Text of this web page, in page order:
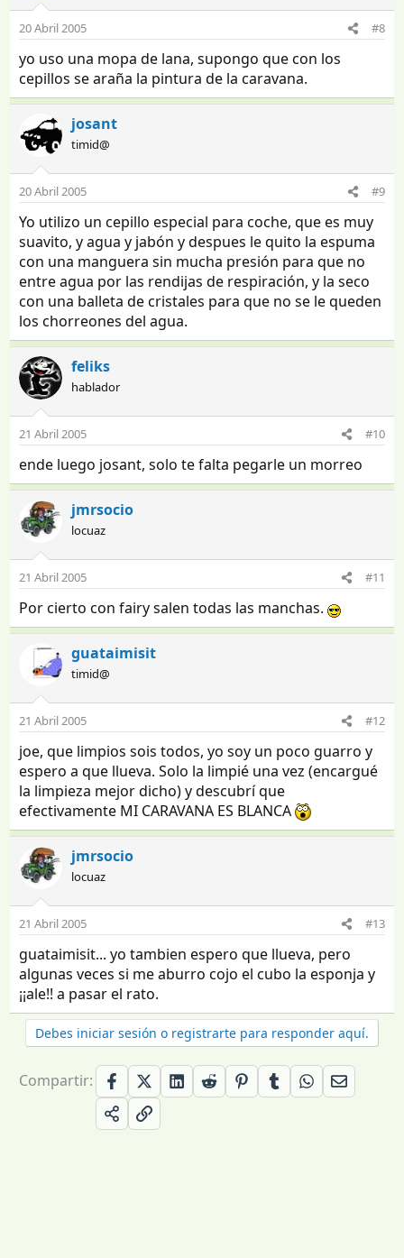
20 Abril 2005 #8
yo uso una mopa de lana, supongo que con los
cepillos se araña la pintura de la caravana.
josant
timid@
20 Abril 2005 #9
Yo utilizo un cepillo especial para coche, que es muy
suavito, y agua y jabón y despues le quito la espuma
con una manguera sin mucha presión para que no
entre agua por las rendijas de respiración, y la seco
con una balleta de cristales para que no se le queden
los chorreones del agua.
feliks
hablador
21 Abril 2005 #10
ende luego josant, solo te falta pegarle un morreo
jmrsocio
locuaz
21 Abril 2005 #11
Por cierto con fairy salen todas las manchas.
guataimisit
timid@
21 Abril 2005 #12
joe, que limpios sois todos, yo soy un poco guarro y
espero a que llueva. Solo la limpié una vez (encargué
la limpieza mejor dicho) y descubrí que
efectivamente MI CARAVANA ES BLANCA
jmrsocio
locuaz
21 Abril 2005 #13
guataimisit... yo tambien espero que llueva, pero
algunas veces si me aburro cojo el cubo la esponja y
¡¡ale!! a pasar el rato.
Debes iniciar sesión o registrarte para responder aquí.
Compartir: